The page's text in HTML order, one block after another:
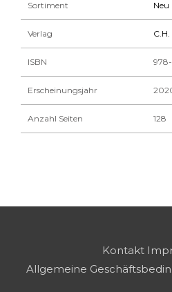
Sortiment Neu
Verlag
ISBN
Erscheinungsjahr
Anzahl Seiten 128
Kontakt
Allgemeine